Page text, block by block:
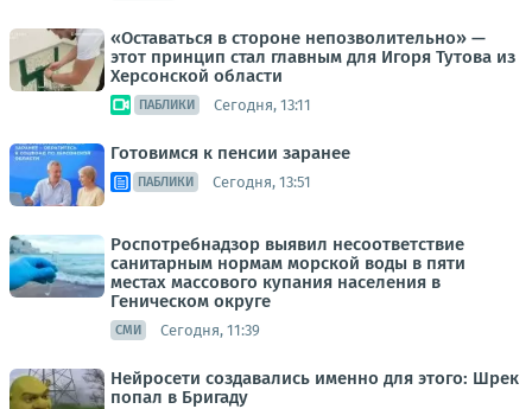
«Оставаться в стороне непозволительно» —
этот принцип стал главным для Игоря Тутова из
Херсонской области
ПАБЛИКИ Сегодня, 13:11
Готовимся к пенсии заранее
ПАБЛИКИ Сегодня, 13:51
Роспотребнадзор выявил несоответствие
санитарным нормам морской воды в пяти
местах массового купания населения в
Геническом округе
СМИ Сегодня, 11:39
Нейросети создавались именно для этого: Шрек
попал в Бригаду